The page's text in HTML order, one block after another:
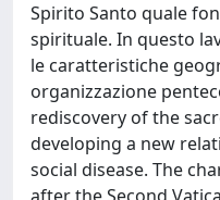
Spirito Santo quale
spirituale. In questo
le caratteristiche
organizzazione
rediscovery of the
developing a new
social disease. The